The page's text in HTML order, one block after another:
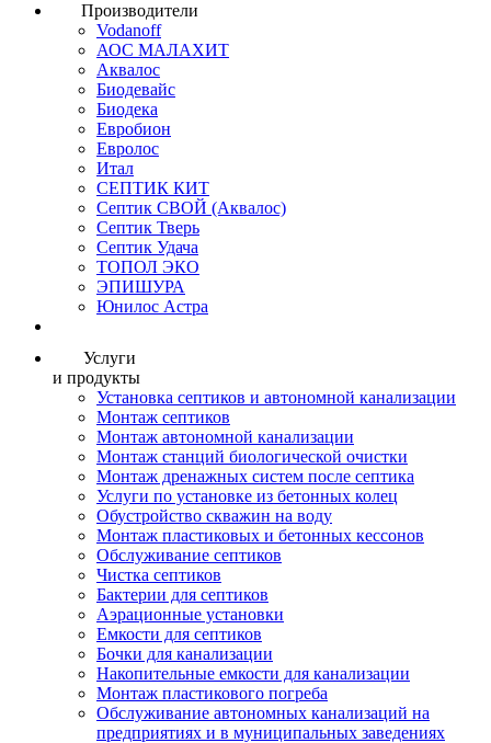
Производители
Vodanoff
АОС МАЛАХИТ
Аквалос
Биодевайс
Биодека
Евробион
Евролос
Итал
СЕПТИК КИТ
Септик СВОЙ (Аквалос)
Септик Тверь
Септик Удача
ТОПОЛ ЭКО
ЭПИШУРА
Юнилос Астра
Услуги
и продукты
Установка септиков и автономной канализации
Монтаж септиков
Монтаж автономной канализации
Монтаж станций биологической очистки
Монтаж дренажных систем после септика
Услуги по установке из бетонных колец
Обустройство скважин на воду
Монтаж пластиковых и бетонных кессонов
Обслуживание септиков
Чистка септиков
Бактерии для септиков
Аэрационные установки
Емкости для септиков
Бочки для канализации
Накопительные емкости для канализации
Монтаж пластикового погреба
Обслуживание автономных канализаций на
предприятиях и в муниципальных заведениях